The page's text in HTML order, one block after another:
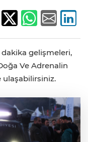
gelişmeleri,
Ve Adrenalin
ulaşabilirsiniz.